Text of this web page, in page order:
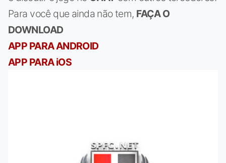
Para você que ainda não tem, FAÇA O
DOWNLOAD
APP PARA ANDROID
APP PARA iOS